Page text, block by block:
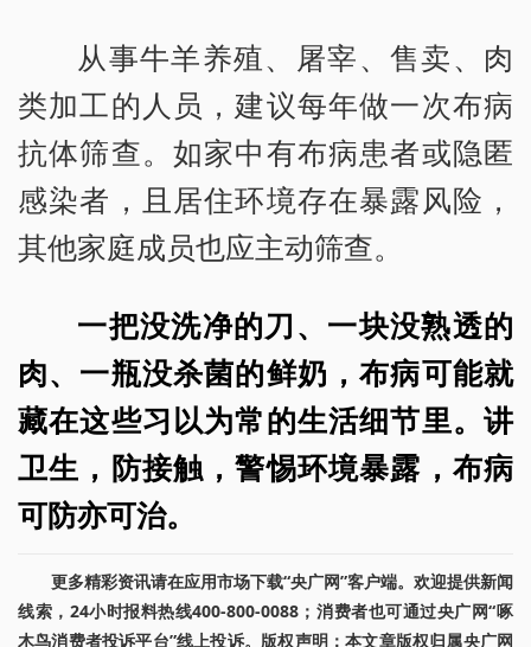
从事牛羊养殖、屠宰、售卖、肉
类加工的人员，建议每年做一次布病
抗体筛查。如家中有布病患者或隐匿
感染者，且居住环境存在暴露风险，
其他家庭成员也应主动筛查。
一把没洗净的刀、一块没熟透的
肉、一瓶没杀菌的鲜奶，布病可能就
藏在这些习以为常的生活细节里。讲
卫生，防接触，警惕环境暴露，布病
可防亦可治。
更多精彩资讯请在应用市场下载“央广网”客户端。欢迎提供新闻
线索，24小时报料热线400-800-0088；消费者也可通过央广网“啄
木鸟消费者投诉平台”线上投诉。版权声明：本文章版权归属央广网